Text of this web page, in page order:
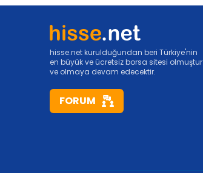
hisse.net kurulduğundan beri Türkiye'nin
en büyük ve ücretsiz borsa sitesi olmuştur
ve olmaya devam edecektir.
FORUM